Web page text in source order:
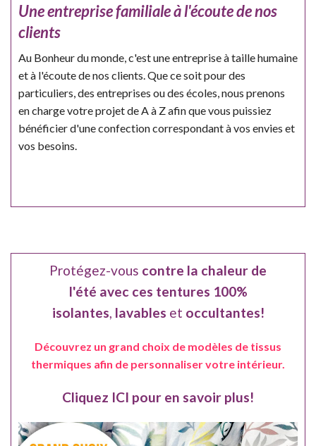
Une entreprise familiale à l'écoute de nos
clients
Au Bonheur du monde, c'est une entreprise à taille humaine
et à l'écoute de nos clients. Que ce soit pour des
particuliers, des entreprises ou des écoles, nous prenons
en charge votre projet de A à Z afin que vous puissiez
bénéficier d'une confection correspondant à vos envies et
vos besoins.
Protégez-vous contre la chaleur de
l'été avec ces tentures 100%
isolantes, lavables et occultantes!
Découvrez un grand choix de modèles de tissus
thermiques afin de personnaliser votre intérieur.
Cliquez ICI pour en savoir plus!